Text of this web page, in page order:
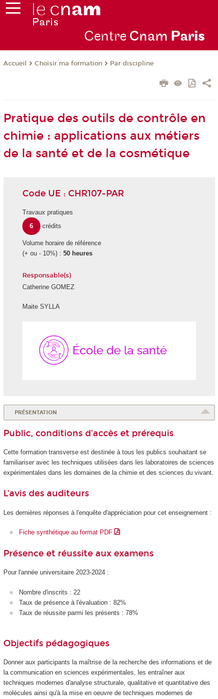
Centre Cnam Paris
Accueil Choisir ma formation Par discipline
Pratique des outils de contrôle en
chimie : applications aux métiers
de la santé et de la cosmétique
Code UE : CHR107-PAR
Travaux pratiques
6
crédits
Volume horaire de référence
(+ ou - 10%) : 50 heures
Responsable(s)
Catherine GOMEZ
Maite SYLLA
PRÉSENTATION
Public, conditions d’accès et prérequis
Cette formation transverse est destinée à tous les publics souhaitant se
familiariser avec les techniques utilisées dans les laboratoires de sciences
expérimentales dans les domaines de la chimie et des sciences du vivant.
L'avis des auditeurs
Les dernières réponses à l'enquête d'appréciation pour cet enseignement :
Fiche synthétique au format PDF
Présence et réussite aux examens
Pour l'année universitaire 2023-2024 :
Nombre d'inscrits : 22
Taux de présence à l'évaluation : 82%
Taux de réussite parmi les présents : 78%
Objectifs pédagogiques
Donner aux participants la maîtrise de la recherche des informations et de
la communication en sciences expérimentales, les entraîner aux
techniques modernes d'analyse structurale, qualitative et quantitative des
molécules ainsi qu'à la mise en oeuvre de techniques modernes de